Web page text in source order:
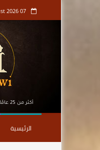
07 August 2026
أكثر من 25 عامًا في خدمة تاريـخ وتراث مكة المكرمة
الرئيسية